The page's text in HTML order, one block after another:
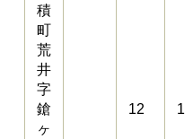
積
町
荒
井
字
鎗
ヶ
12 1